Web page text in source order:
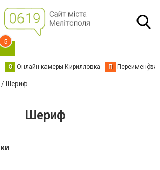
5
О Онлайн камеры Кирилловка П
Шериф
Шериф